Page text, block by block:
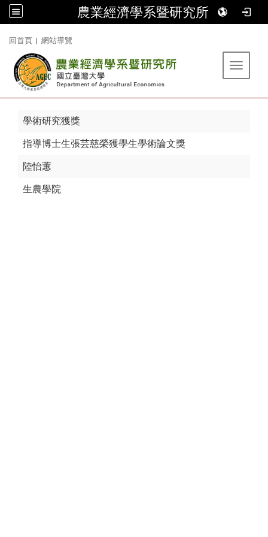
農業經濟學系暨研究所
回首頁 | 網站導覽
Toggle
學術研究獲獎
指導博士生張芸慈榮獲學生學術論文獎
陸怡蕙
生農學院